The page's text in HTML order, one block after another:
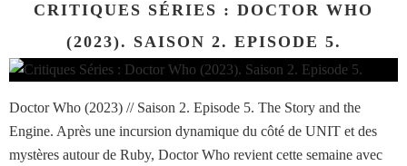
CRITIQUES SÉRIES : DOCTOR WHO
(2023). SAISON 2. EPISODE 5.
Doctor Who (2023) // Saison 2. Episode 5. The Story and the
Engine. Après une incursion dynamique du côté de UNIT et des
mystères autour de Ruby, Doctor Who revient cette semaine avec